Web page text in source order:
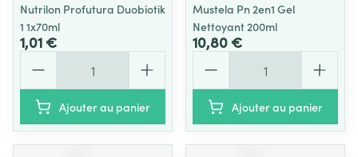
Nutrilon Profutura Duobiotik
1 1x70ml
1,01 €
Ajouter au panier
Mustela Pn 2en1 Gel
Nettoyant 200ml
10,80 €
Ajouter au panier